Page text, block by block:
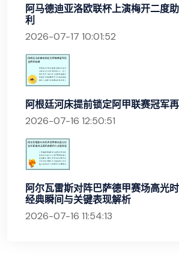
阿马德迪亚洛欧联杯上演梅开二度
利
2026-07-17 10:01:52
阿根廷河床提前锁定阿甲联赛冠军
2026-07-16 12:50:51
阿尔瓦雷斯对阵巴萨德甲赛场高光
经典瞬间与关键表现解析
2026-07-16 11:54:13